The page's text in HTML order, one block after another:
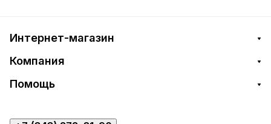
Интернет-магазин
Компания
Помощь